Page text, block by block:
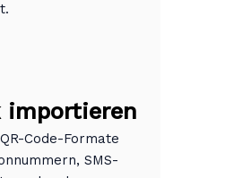
importieren
Code-Formate
SMS-